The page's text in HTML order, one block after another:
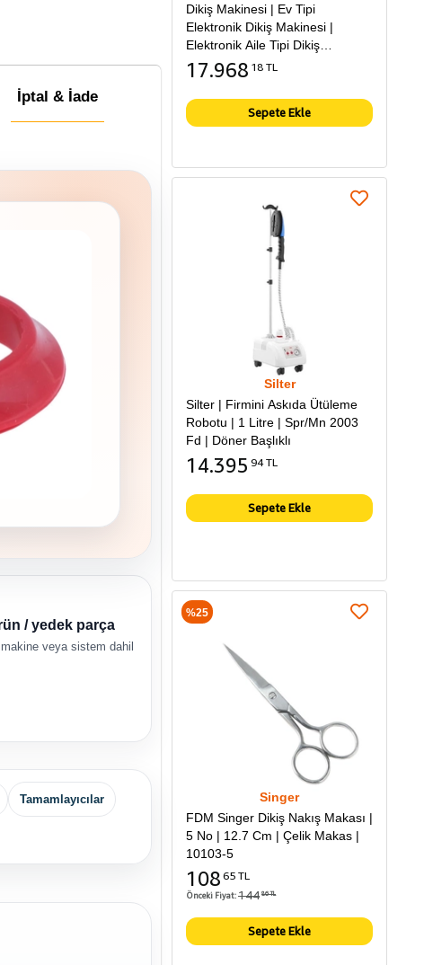
İptal & İade
/ yedek parça
veya sistem dahil
Tamamlayıcılar
Dikiş Makinesi | Ev Tipi
Elektronik Dikiş Makinesi |
Elektronik Aile Tipi Dikiş
Makinesi
17.968 18 TL
Sepete Ekle
Silter
Silter | Firmini Askıda Ütüleme
Robotu | 1 Litre | Spr/Mn 2003
Fd | Döner Başlıklı
14.395 94 TL
Sepete Ekle
Singer
FDM Singer Dikiş Nakış Makası |
5 No | 12.7 Cm | Çelik Makas |
10103-5
108 65 TL
Önceki Fiyat:144 86 TL
Sepete Ekle
%25